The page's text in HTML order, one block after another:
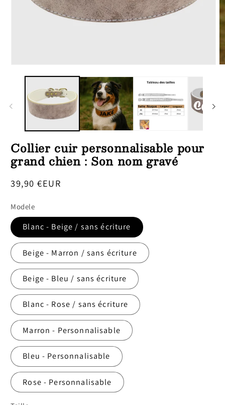
une
fenêtre
Collier cuir personnalisable pour
grand chien : Son nom gravé
Prix
39,90 €EUR
Modele
Blanc - Beige / sans écriture
Beige - Marron / sans écriture
Beige - Bleu / sans écriture
Blanc - Rose / sans écriture
Marron - Personnalisable
Bleu - Personnalisable
Rose - Personnalisable